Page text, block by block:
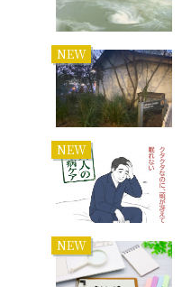
NEW
NEW
NEW